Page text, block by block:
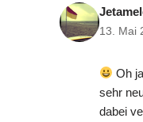
13. Mai
Oh
sehr
dabei